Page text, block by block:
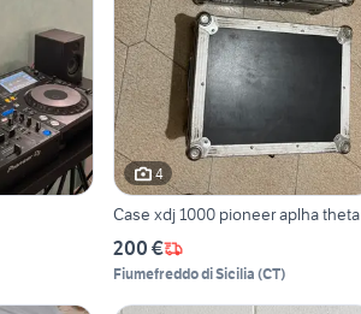
4
Case xdj 1000 pioneer aplha theta
200 €
Fiumefreddo di Sicilia (CT)